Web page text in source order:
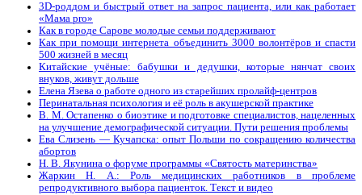
3D-роддом и быстрый ответ на запрос пациента, или как работает
«Мама prо»
Как в городе Сарове молодые семьи поддерживают
Как при помощи интернета объединить 3000 волонтёров и спасти
500 жизней в месяц
Китайские учёные: бабушки и дедушки, которые нянчат своих
внуков, живут дольше
Елена Язева о работе одного из старейших пролайф-центров
Перинатальная психология и её роль в акушерской практике
В. М. Остапенко о биоэтике и подготовке специалистов, нацеленных
на улучшение демографической ситуации. Пути решения проблемы
Ева Слизень — Кучапска: опыт Польши по сокращению количества
абортов
Н. В. Якунина о форуме программы «Святость материнства»
Жаркин Н. А.: Роль медицинских работников в проблеме
репродуктивного выбора пациенток. Tекст и видео